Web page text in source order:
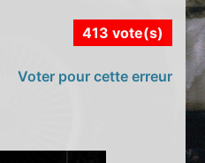
413 vote(s)
Voter pour cette erreur